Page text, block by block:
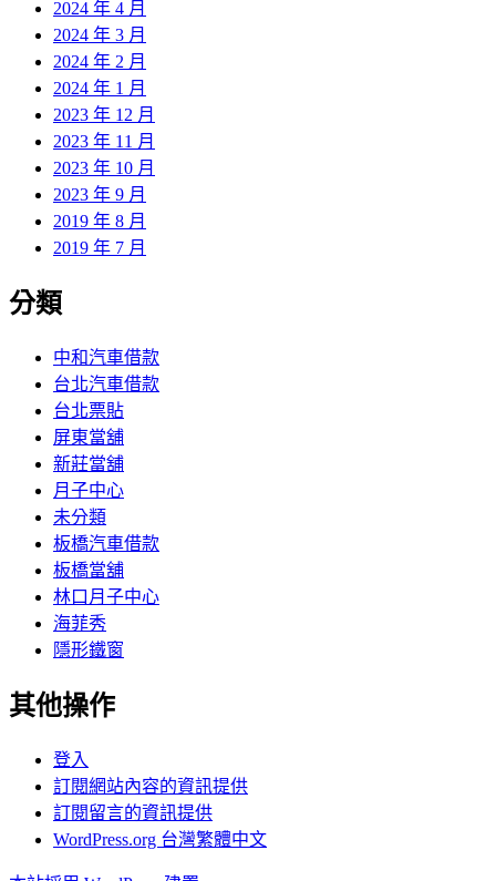
2024 年 4 月
2024 年 3 月
2024 年 2 月
2024 年 1 月
2023 年 12 月
2023 年 11 月
2023 年 10 月
2023 年 9 月
2019 年 8 月
2019 年 7 月
分類
中和汽車借款
台北汽車借款
台北票貼
屏東當舖
新莊當舖
月子中心
未分類
板橋汽車借款
板橋當舖
林口月子中心
海菲秀
隱形鐵窗
其他操作
登入
訂閱網站內容的資訊提供
訂閱留言的資訊提供
WordPress.org 台灣繁體中文